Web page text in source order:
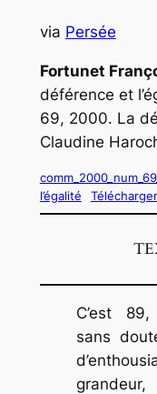
via Persée
Fortunet
déférence et
69, 2000. La
Claudine
l’égalité
Télécharger
C’est
sans